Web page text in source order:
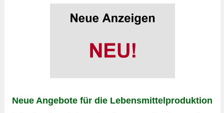
Neue Angebote für die Lebensmittelproduktion